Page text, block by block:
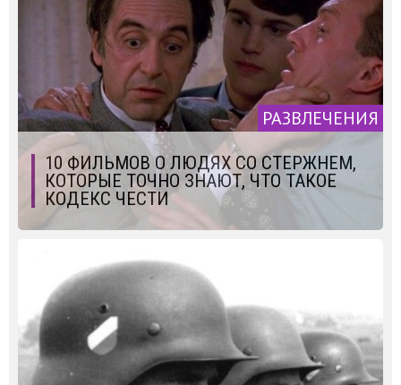
РАЗВЛЕЧЕНИЯ
10 ФИЛЬМОВ О ЛЮДЯХ СО СТЕРЖНЕМ,
КОТОРЫЕ ТОЧНО ЗНАЮТ, ЧТО ТАКОЕ
КОДЕКС ЧЕСТИ